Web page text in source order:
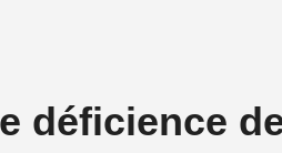
déficience